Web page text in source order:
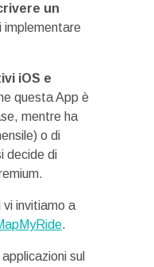
un
implementare
iOS e
questa App è
mentre ha
o di
decide di
vi invitiamo a
.
sul